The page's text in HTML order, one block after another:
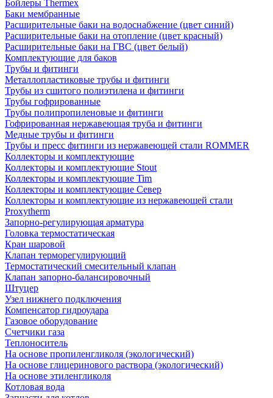
Бойлеры Thermex
Баки мембранные
Расширительные баки на водоснабжение (цвет синий)
Расширительные баки на отопление (цвет красный)
Расширительные баки на ГВС (цвет белый)
Комплектующие для баков
Трубы и фитинги
Металлопластиковые трубы и фитинги
Трубы из сшитого полиэтилена и фитинги
Трубы гофрированные
Трубы полипропиленовые и фитинги
Гофрированная нержавеющая труба и фитинги
Медные трубы и фитинги
Трубы и пресс фитинги из нержавеющей стали ROMMER
Коллекторы и комплектующие
Коллекторы и комплектующие Stout
Коллекторы и комплектующие Tim
Коллекторы и комплектующие Север
Коллекторы и комплектующие из нержавеющей стали
Proxytherm
Запорно-регулирующая арматура
Головка термостатическая
Кран шаровой
Клапан терморегулирующий
Термостатический смесительный клапан
Клапан запорно-балансировочный
Штуцер
Узел нижнего подключения
Компенсатор гидроудара
Газовое оборудование
Счетчики газа
Теплоноситель
На основе пропиленгликоля (экологический)
На основе глицеринового раствора (экологический)
На основе этиленгликоля
Котловая вода